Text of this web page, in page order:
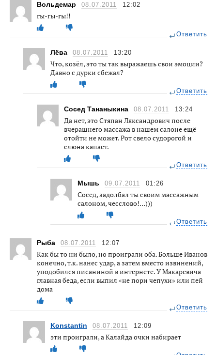
Вольдемар 08.07.2011 12:02
гы-гы-гы!!
Ответить
Лёва 08.07.2011 13:20
Что, козёл, это ты так выражаешь свои эмоции?
Давно с дурки сбежал?
Ответить
Сосед Тананыкина 08.07.2011 13:24
Да нет, это Стяпан Ляксандрович после
вчерашнего массажа в нашем салоне ещё
отойти не может. Рот свело судорогой и
слюна капает.
Ответить
Мышь 09.07.2011 01:26
Сосед, задолбал ты своим массажным
салоном, чесслово!…)))
Ответить
Рыба 08.07.2011 12:07
Как бы то ни было, но проиграли оба. Больше Иванов
конечно, т.к. нанес удар, а затем вместо извинений,
уподобился писаниной в интернете. У Макаревича
главная беда, если выпил «не пори чепухи» или пей
дома
Ответить
Konstantin 08.07.2011 12:09
эти проиграли, а Калайда очки набирает